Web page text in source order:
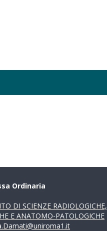
Ordinaria
DI SCIENZE RADIOLOGICHE,
E ANATOMO-PATOLOGICHE